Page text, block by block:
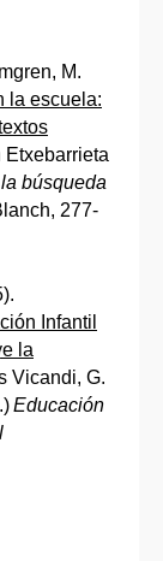
M.
la escuela:
Etxebarrieta
búsqueda
277-
Infantil
la
Vicandi, G.
Educación